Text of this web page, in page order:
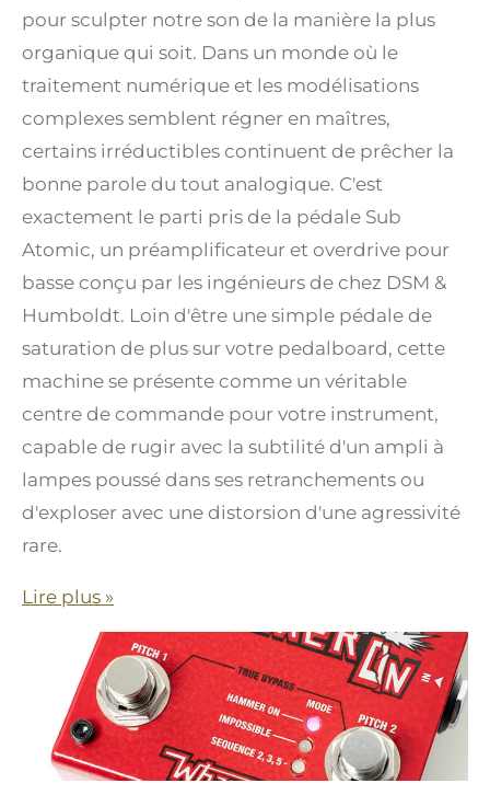
pour sculpter notre son de la manière la plus
organique qui soit. Dans un monde où le
traitement numérique et les modélisations
complexes semblent régner en maîtres,
certains irréductibles continuent de prêcher la
bonne parole du tout analogique. C'est
exactement le parti pris de la pédale Sub
Atomic, un préamplificateur et overdrive pour
basse conçu par les ingénieurs de chez DSM &
Humboldt. Loin d'être une simple pédale de
saturation de plus sur votre pedalboard, cette
machine se présente comme un véritable
centre de commande pour votre instrument,
capable de rugir avec la subtilité d'un ampli à
lampes poussé dans ses retranchements ou
d'exploser avec une distorsion d'une agressivité
rare.
Lire plus »